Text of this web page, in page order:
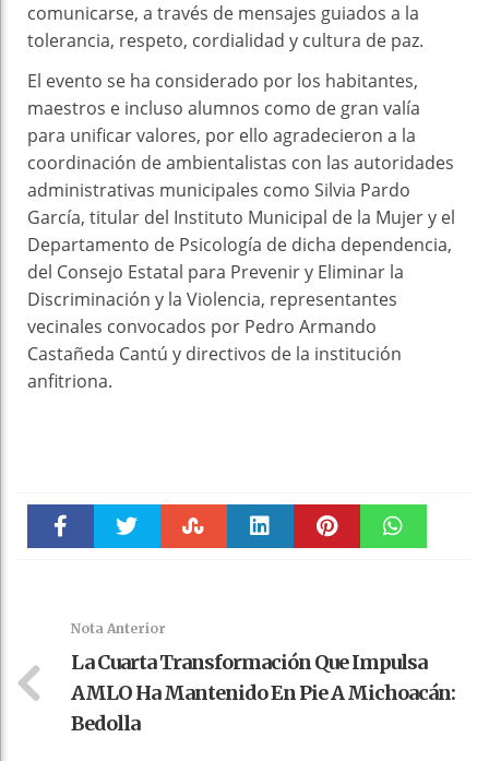
comunicarse, a través de mensajes guiados a la
tolerancia, respeto, cordialidad y cultura de paz.
El evento se ha considerado por los habitantes,
maestros e incluso alumnos como de gran valía
para unificar valores, por ello agradecieron a la
coordinación de ambientalistas con las autoridades
administrativas municipales como Silvia Pardo
García, titular del Instituto Municipal de la Mujer y el
Departamento de Psicología de dicha dependencia,
del Consejo Estatal para Prevenir y Eliminar la
Discriminación y la Violencia, representantes
vecinales convocados por Pedro Armando
Castañeda Cantú y directivos de la institución
anfitriona.
Nota Anterior
La Cuarta Transformación Que Impulsa
AMLO Ha Mantenido En Pie A Michoacán:
Bedolla